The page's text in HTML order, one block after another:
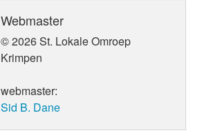
Webmaster
© 2026 St. Lokale Omroep
Krimpen
webmaster:
Sid B. Dane